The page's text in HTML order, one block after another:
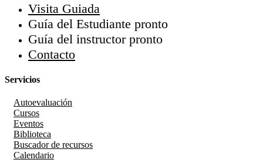
Visita Guiada
Guía del Estudiante pronto
Guía del instructor pronto
Contacto
Servicios
Autoevaluación
Cursos
Eventos
Biblioteca
Buscador de recursos
Calendario